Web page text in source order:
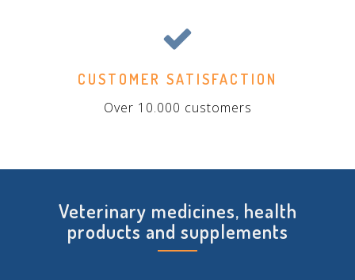
CUSTOMER SATISFACTION
Over 10.000 customers
Veterinary medicines, health
products and supplements